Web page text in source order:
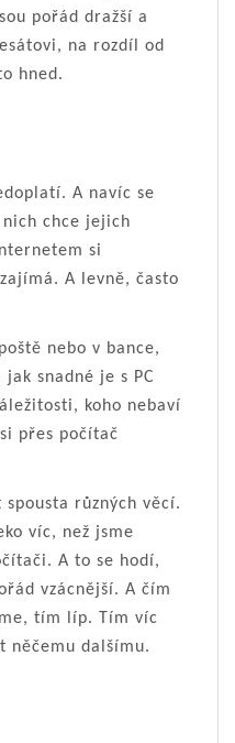
pořád dražší a
na rozdíl od
hned.
A navíc se
chce jejich
si
A levně, často
nebo v bance,
snadné je s PC
koho nebaví
přes počítač
různých věcí.
víc, než jsme
A to se hodí,
vzácnější. A čím
tím líp. Tím víc
něčemu dalšímu.